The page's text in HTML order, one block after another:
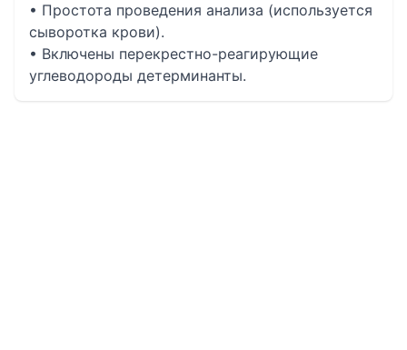
• Простота проведения анализа (используется
сыворотка крови).
• Включены перекрестно-реагирующие
углеводороды детерминанты.